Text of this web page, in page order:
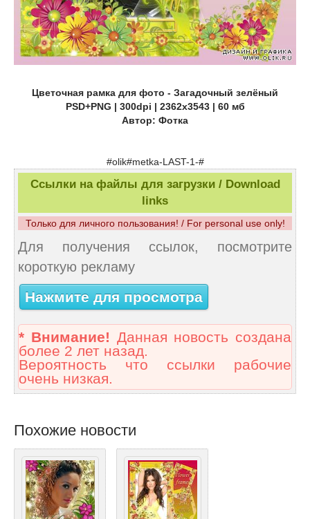
Цветочная рамка для фото - Загадочный зелёный
PSD+PNG | 300dpi | 2362x3543 | 60 мб
Автор: Фотка
#olik#metka-LAST-1-#
Ссылки на файлы для загрузки / Download
links
Только для личного пользования! / For personal use only!
Для получения ссылок, посмотрите
короткую рекламу
Нажмите для просмотра
* Внимание! Данная новость создана
более 2 лет назад.
Вероятность что ссылки рабочие
очень низкая.
Похожие новости